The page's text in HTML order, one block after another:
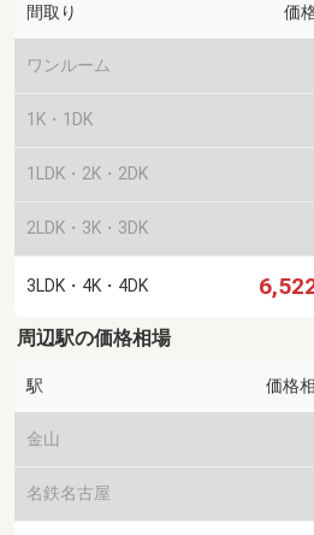
間取り 価
ワンルーム
1K・1DK
1LDK・2K・2DK
2LDK・3K・3DK
3LDK・4K・4DK
周辺駅の価格相場
駅 価格
金山
名鉄名古屋